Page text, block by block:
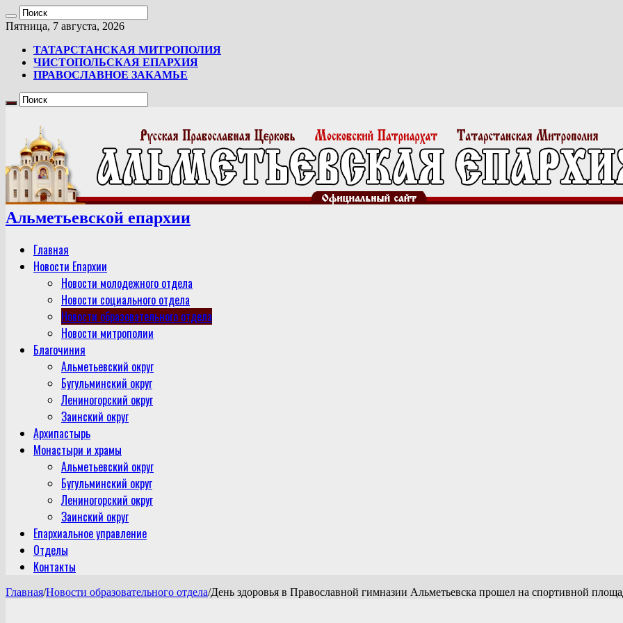
Пятница, 7 августа, 2026
ТАТАРСТАНСКАЯ МИТРОПОЛИЯ
ЧИСТОПОЛЬСКАЯ ЕПАРХИЯ
ПРАВОСЛАВНОЕ ЗАКАМЬЕ
Альметьевской епархии
Главная
Новости Епархии
Новости молодежного отдела
Новости социального отдела
Новости образовательного отдела
Новости митрополии
Благочиния
Альметьевский округ
Бугульминский округ
Лениногорский округ
Заинский округ
Архипастырь
Монастыри и храмы
Альметьевский округ
Бугульминский округ
Лениногорский округ
Заинский округ
Епархиальное управление
Отделы
Контакты
Главная/Новости образовательного отдела/День здоровья в Православной гимназии Альметьевска прошел на спортивной